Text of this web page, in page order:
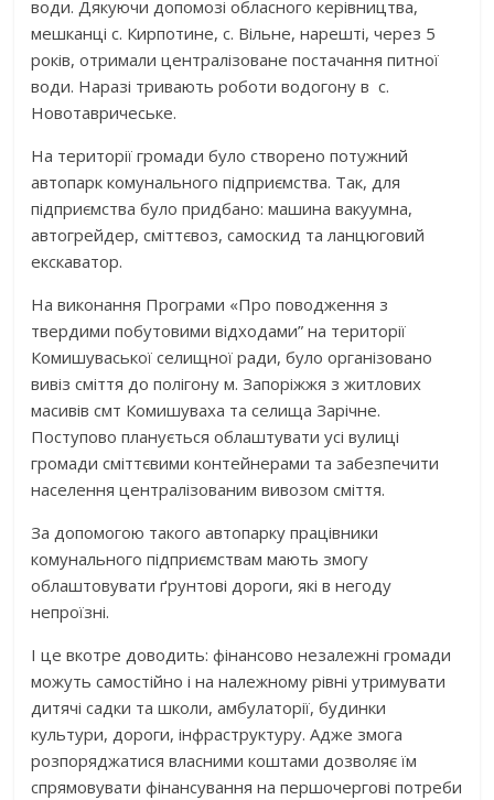
води. Дякуючи допомозі обласного керівництва,
мешканці с. Кирпотине, с. Вільне, нарешті, через 5
років, отримали централізоване постачання питної
води. Наразі тривають роботи водогону в с.
Новотавричеське.
На території громади було створено потужний
автопарк комунального підприємства. Так, для
підприємства було придбано: машина вакуумна,
автогрейдер, сміттєвоз, самоскид та ланцюговий
екскаватор.
На виконання Програми «Про поводження з
твердими побутовими відходами” на території
Комишуваської селищної ради, було організовано
вивіз сміття до полігону м. Запоріжжя з житлових
масивів смт Комишуваха та селища Зарічне.
Поступово планується облаштувати усі вулиці
громади сміттєвими контейнерами та забезпечити
населення централізованим вивозом сміття.
За допомогою такого автопарку працівники
комунального підприємствам мають змогу
облаштовувати ґрунтові дороги, які в негоду
непроїзні.
І це вкотре доводить: фінансово незалежні громади
можуть самостійно і на належному рівні утримувати
дитячі садки та школи, амбулаторії, будинки
культури, дороги, інфраструктуру. Адже змога
розпоряджатися власними коштами дозволяє їм
спрямовувати фінансування на першочергові потреби